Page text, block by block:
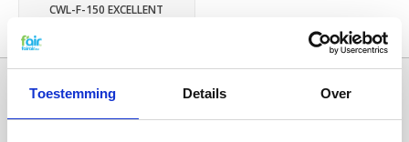
Toestemming Details Over
CWL-F-150 EXCELLENT